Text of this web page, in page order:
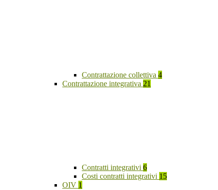
Contrattazione collettiva 4
Contrattazione integrativa 21
Contratti integrativi 6
Costi contratti integrativi 15
OIV 1